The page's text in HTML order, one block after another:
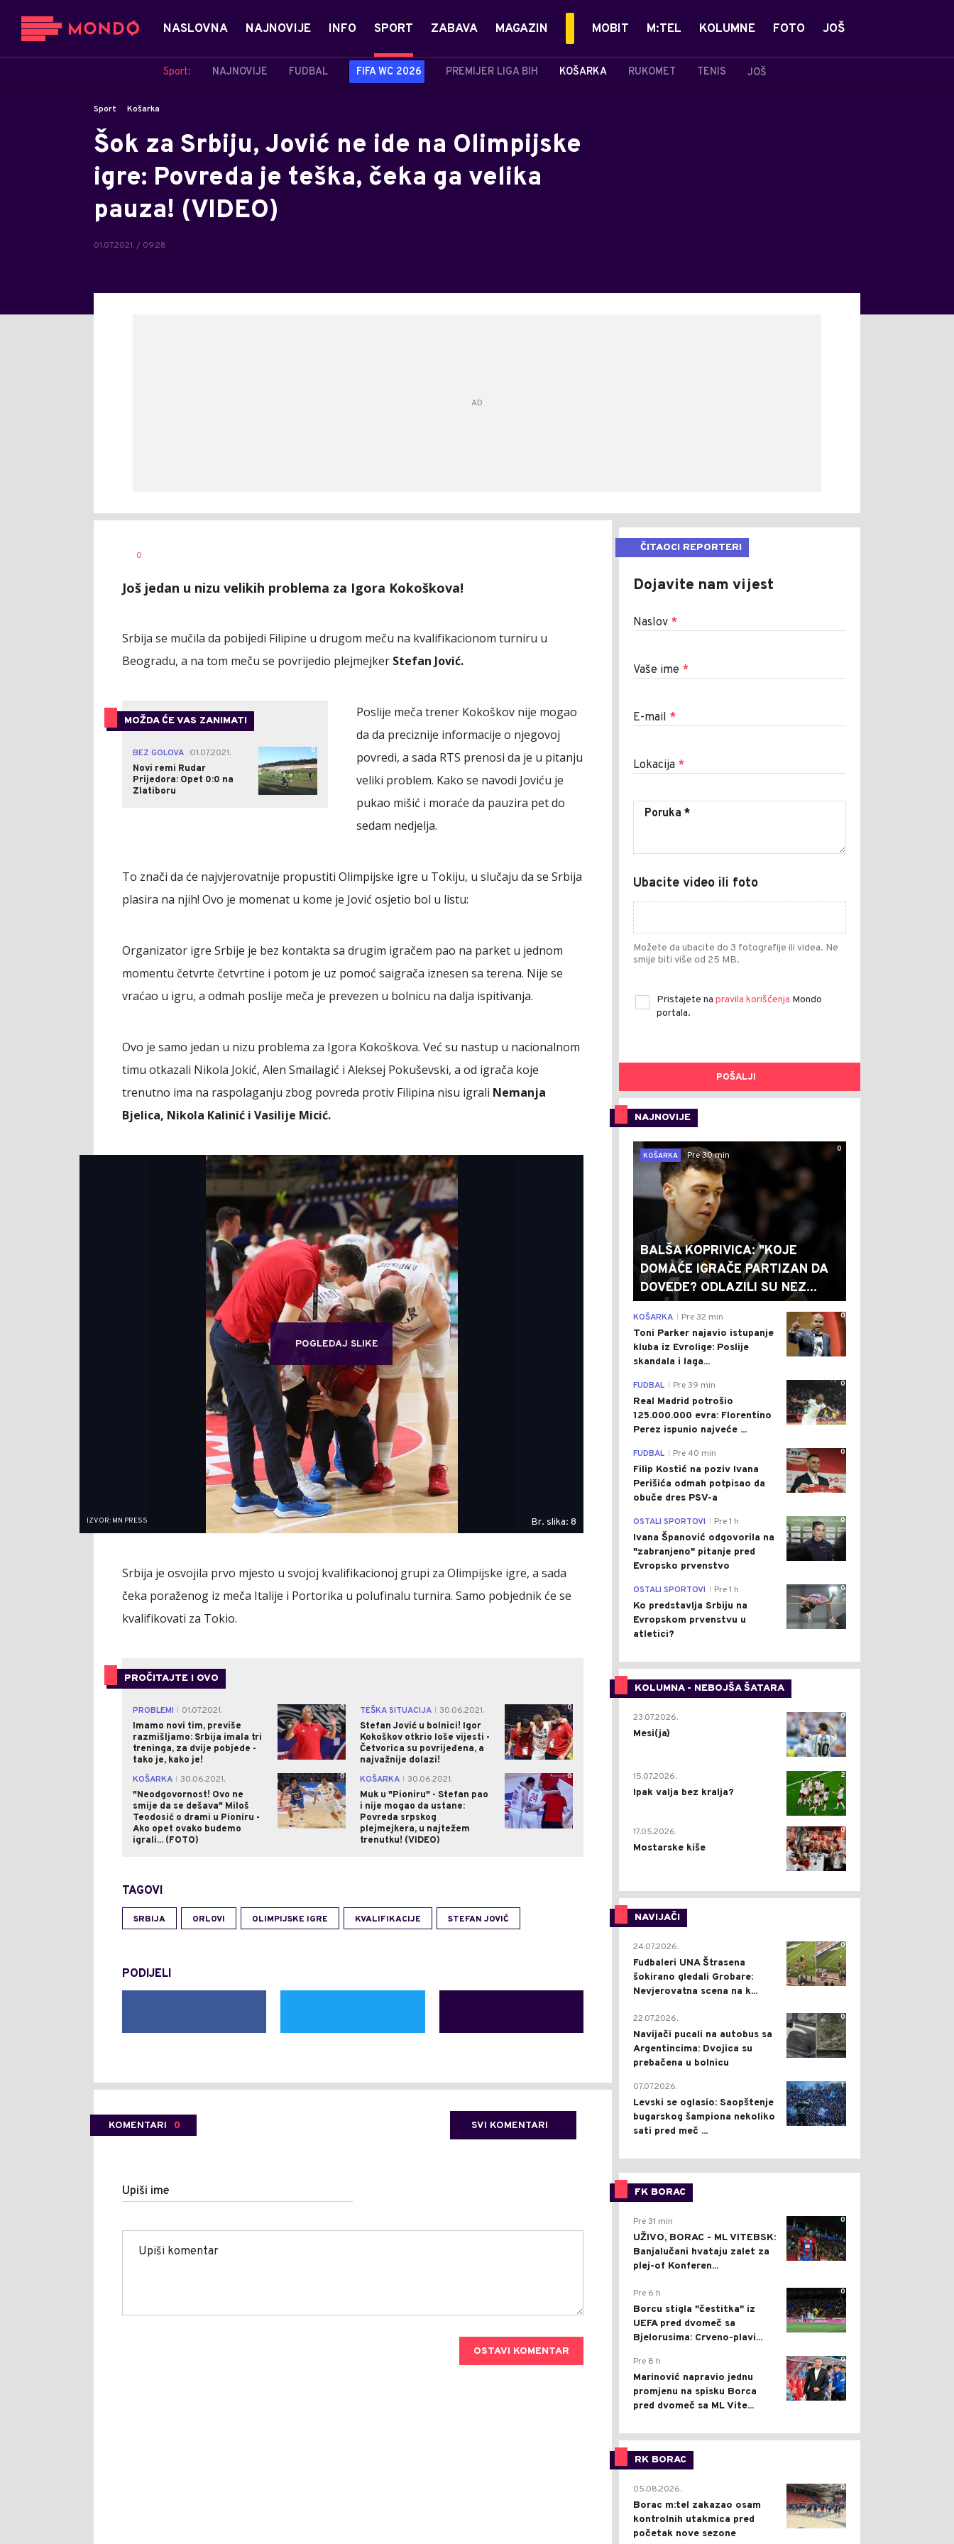
NASLOVNA NAJNOVIJE INFO SPORT
Sport: NAJNOVIJE FUDBAL FIFA WC 2026 PREMIJER LIGA BIH KOŠARKA RUKOMET TENIS JOŠ
ZABAVA MAGAZIN MOBIT M:TEL KOLUMNE FOTO JOŠ
Sport Košarka
Šok za Srbiju, Jović ne ide na Olimpijske
igre: Povreda je teška, čeka ga velika
pauza! (VIDEO)
01.07.2021. / 09:28
AUTOR
0
Još jedan u nizu velikih problema za Igora Kokoškova!
Srbija se mučila da pobijedi Filipine u drugom meču na kvalifikacionom turniru u
Beogradu, a na tom meču se povrijedio plejmejker Stefan Jović.
MOŽDA ĆE VAS ZANIMATI
BEZ GOLOVA
01.07.2021.
Novi remi Rudar
Prijedora: Opet 0:0 na
Zlatiboru
0
Poslije meča trener Kokoškov nije mogao
da da preciznije informacije o njegovoj
povredi, a sada RTS prenosi da je u pitanju
veliki problem. Kako se navodi Joviću je
pukao mišić i moraće da pauzira pet do
sedam nedjelja.
To znači da će najvjerovatnije propustiti Olimpijske igre u Tokiju, u slučaju da se Srbija
plasira na njih! Ovo je momenat u kome je Jović osjetio bol u listu:
Organizator igre Srbije je bez kontakta sa drugim igračem pao na parket u jednom
momentu četvrte četvrtine i potom je uz pomoć saigrača iznesen sa terena. Nije se
vraćao u igru, a odmah poslije meča je prevezen u bolnicu na dalja ispitivanja.
Ovo je samo jedan u nizu problema za Igora Kokoškova. Već su nastup u nacionalnom
timu otkazali Nikola Jokić, Alen Smailagić i Aleksej Pokuševski, a od igrača koje
trenutno ima na raspolaganju zbog povreda protiv Filipina nisu igrali Nemanja
Bjelica, Nikola Kalinić i Vasilije Micić.
POGLEDAJ SLIKE
IZVOR: MN PRESS Br. slika: 8
Srbija je osvojila prvo mjesto u svojoj kvalifikacionoj grupi za Olimpijske igre, a sada
čeka poraženog iz meča Italije i Portorika u polufinalu turnira. Samo pobjednik će se
kvalifikovati za Tokio.
PROČITAJTE I OVO
PROBLEMI
01.07.2021.
Imamo novi tim, previše
razmišljamo: Srbija imala tri
treninga, za dvije pobjede -
tako je, kako je!
0 TEŠKA SITUACIJA
30.06.2021.
Stefan Jović u bolnici! Igor
Kokoškov otkrio loše vijesti -
Četvorica su povrijeđena, a
najvažnije dolazi!
0
KOŠARKA
30.06.2021.
"Neodgovornost! Ovo ne
smije da se dešava" Miloš
Teodosić o drami u Pioniru -
Ako opet ovako budemo
igrali... (FOTO)
0 KOŠARKA
30.06.2021.
Muk u "Pioniru" - Stefan pao
i nije mogao da ustane:
Povreda srpskog
plejmejkera, u najtežem
trenutku! (VIDEO)
0
TAGOVI
SRBIJA ORLOVI OLIMPIJSKE IGRE KVALIFIKACIJE STEFAN JOVIĆ
PODIJELI
KOMENTARI 0 SVI KOMENTARI
Upiši ime
OSTAVI KOMENTAR
ČITAOCI REPORTERI
Dojavite nam vijest
Naslov *
Vaše ime *
E-mail *
Lokacija *
Ubacite video ili foto
Možete da ubacite do 3 fotografije ili videa. Ne
smije biti više od 25 MB.
Pristajete na pravila korišćenja Mondo
portala.
POŠALJI
NAJNOVIJE
0
KOŠARKA
Pre 30 min
BALŠA KOPRIVICA: "KOJE
DOMAĆE IGRAČE PARTIZAN DA
DOVEDE? ODLAZILI SU NEZ...
0
KOŠARKA Pre 32 min
Toni Parker najavio istupanje
kluba iz Evrolige: Poslije
skandala i laga...
0
FUDBAL Pre 39 min
Real Madrid potrošio
125.000.000 evra: Florentino
Perez ispunio najveće ...
0
FUDBAL Pre 40 min
Filip Kostić na poziv Ivana
Perišića odmah potpisao da
obuče dres PSV-a
0
OSTALI SPORTOVI Pre 1 h
Ivana Španović odgovorila na
"zabranjeno" pitanje pred
Evropsko prvenstvo
0
OSTALI SPORTOVI Pre 1 h
Ko predstavlja Srbiju na
Evropskom prvenstvu u
atletici?
KOLUMNA - NEBOJŠA ŠATARA
0
23.07.2026.
Mesi(ja)
2
15.07.2026.
Ipak valja bez kralja?
0
17.05.2026.
Mostarske kiše
NAVIJAČI
0
24.07.2026.
Fudbaleri UNA Štrasena
šokirano gledali Grobare:
Nevjerovatna scena na k...
0
22.07.2026.
Navijači pucali na autobus sa
Argentincima: Dvojica su
prebačena u bolnicu
1
07.07.2026.
Levski se oglasio: Saopštenje
bugarskog šampiona nekoliko
sati pred meč ...
FK BORAC
0
Pre 31 min
UŽIVO, BORAC - ML VITEBSK:
Banjalučani hvataju zalet za
plej-of Konferen...
0
Pre 6 h
Borcu stigla "čestitka" iz
UEFA pred dvomeč sa
Bjelorusima: Crveno-plavi...
0
Pre 8 h
Marinović napravio jednu
promjenu na spisku Borca
pred dvomeč sa ML Vite...
RK BORAC
0
05.08.2026.
Borac m:tel zakazao osam
kontrolnih utakmica pred
početak nove sezone